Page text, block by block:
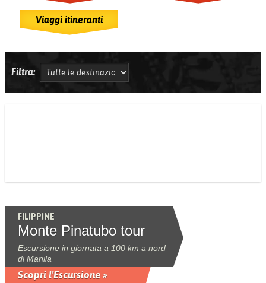
Viaggi itineranti
Filtra:
FILIPPINE
Monte Pinatubo tour
Escursione in giornata a 100 km a nord
di Manila
Scopri l'Escursione »